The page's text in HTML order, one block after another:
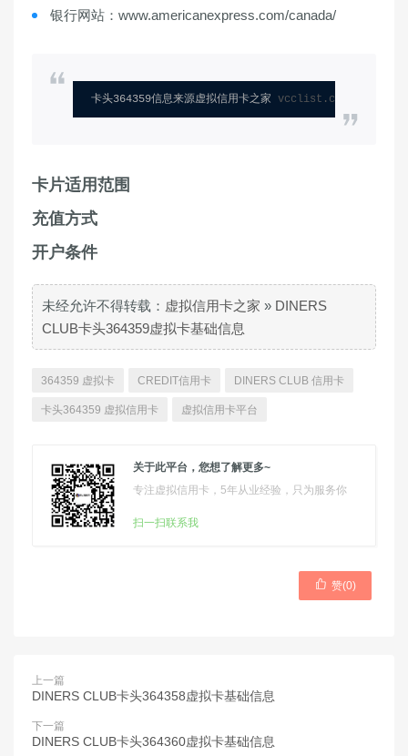
银行网站：www.americanexpress.com/canada/
卡头364359信息来源虚拟信用卡之家 vcclist.com
卡片适用范围
充值方式
开户条件
未经允许不得转载： 虚拟信用卡之家 » DINERS
CLUB卡头364359虚拟卡基础信息
364359 虚拟卡 CREDIT信用卡 DINERS CLUB 信用卡
卡头364359 虚拟信用卡 虚拟信用卡平台
关于此平台，您想了解更多~
专注虚拟信用卡，5年从业经验，只为服务你
扫一扫联系我
 赞(0)
上一篇
DINERS CLUB卡头364358虚拟卡基础信息
下一篇
DINERS CLUB卡头364360虚拟卡基础信息